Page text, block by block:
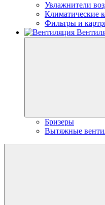
Увлажнители
Климатические
Фильтры и
Бризеры
Вытяжные